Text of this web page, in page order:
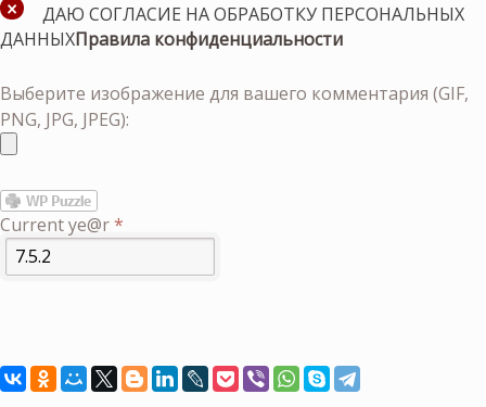
ДАЮ СОГЛАСИЕ НА ОБРАБОТКУ ПЕРСОНАЛЬНЫХ
ДАННЫХПравила конфиденциальности
Выберите изображение для вашего комментария (GIF,
PNG, JPG, JPEG):
Current ye@r*